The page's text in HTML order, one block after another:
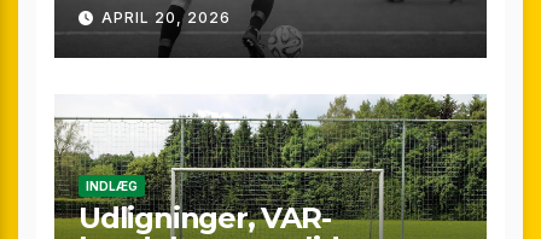
marginaler
APRIL 20, 2026
INDLÆG
Udligninger, VAR-